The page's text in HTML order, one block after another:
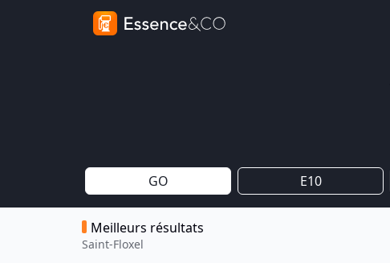
GO E10
Meilleurs résultats
Saint-Floxel